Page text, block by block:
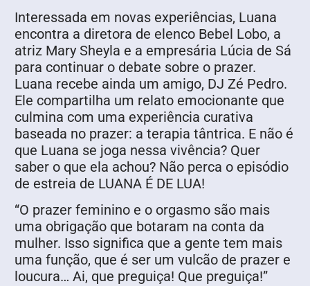
Interessada em novas experiências, Luana
encontra a diretora de elenco Bebel Lobo, a
atriz Mary Sheyla e a empresária Lúcia de Sá
para continuar o debate sobre o prazer.
Luana recebe ainda um amigo, DJ Zé Pedro.
Ele compartilha um relato emocionante que
culmina com uma experiência curativa
baseada no prazer: a terapia tântrica. E não é
que Luana se joga nessa vivência? Quer
saber o que ela achou? Não perca o episódio
de estreia de LUANA É DE LUA!
“O prazer feminino e o orgasmo são mais
uma obrigação que botaram na conta da
mulher. Isso significa que a gente tem mais
uma função, que é ser um vulcão de prazer e
loucura… Ai, que preguiça! Que preguiça!”